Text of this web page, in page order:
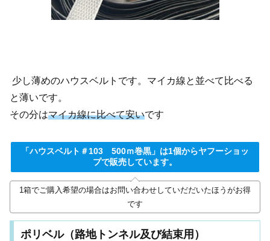
少し薄めのハウスベルトです。マイカ線と並べて比べる
と薄いです。
その分はマイカ線に比べて安いです
「ハウスベルト＃103 500ｍ巻黒」は1個からヤフーショッ
プで販売しています。
1箱でご購入希望の場合はお問い合わせしていだだいたほうがお得
です
ポリベル（路地トンネル及び結束用）